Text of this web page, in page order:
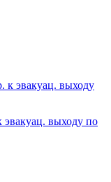
эвакуац. выходу по